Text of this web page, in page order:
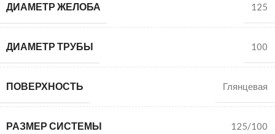
ДИАМЕТР ЖЕЛОБА 125
ДИАМЕТР ТРУБЫ 100
ПОВЕРХНОСТЬ Глянцевая
РАЗМЕР СИСТЕМЫ 125/100